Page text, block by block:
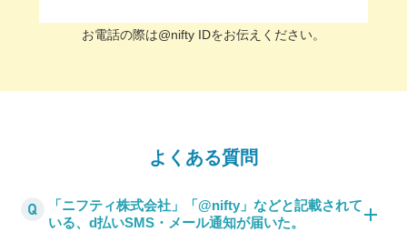
お電話の際は@nifty IDをお伝えください。
よくある質問
「ニフティ株式会社」「@nifty」などと記載されて
いる、d払いSMS・メール通知が届いた。